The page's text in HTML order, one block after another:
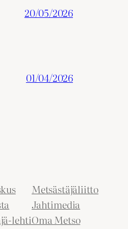
20/05/2026
01/04/2026
lehti
Metsästäjäliitto
Jahtimedia
Oma Metso